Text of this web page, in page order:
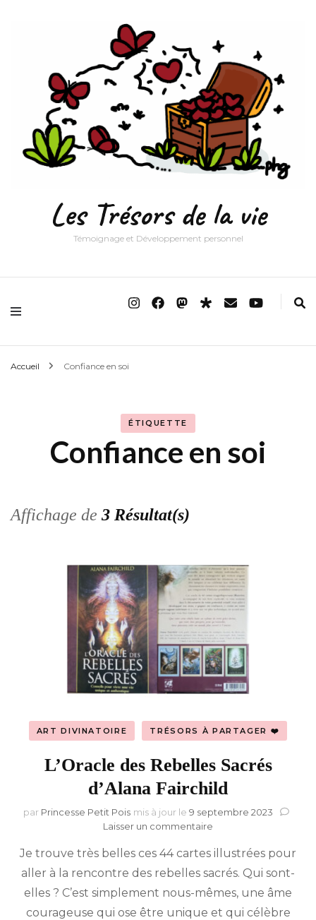
Les Trésors de la vie
Témoignage et Développement personnel
Accueil Confiance en soi
ÉTIQUETTE
Confiance en soi
Affichage de 3 Résultat(s)
ART DIVINATOIRE TRÉSORS À PARTAGER ❤️
L’Oracle des Rebelles Sacrés
d’Alana Fairchild
par Princesse Petit Pois mis à jour le 9 septembre 2023
Laisser un commentaire
des
Rebelles
d’Alana
Fairchild
Je trouve très belles ces 44 cartes illustrées pour
aller à la rencontre des rebelles sacrés. Qui sont-
elles ? C’est simplement nous-mêmes, une âme
courageuse qui ose être unique et qui célèbre